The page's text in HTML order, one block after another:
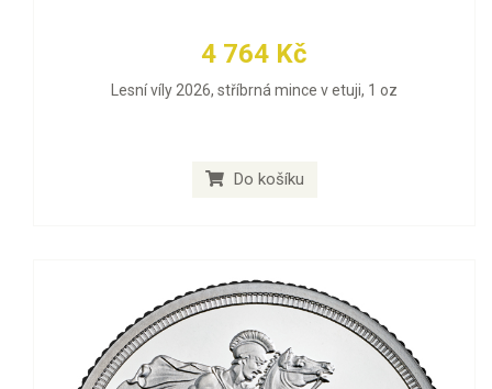
4 764 Kč
Lesní víly 2026, stříbrná mince v etuji, 1 oz
Do košíku